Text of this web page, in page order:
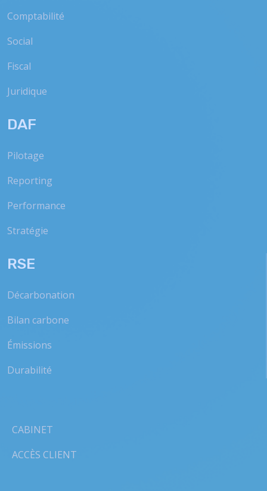
Comptabilité
Social
Fiscal
Juridique
DAF
Pilotage
Reporting
Performance
Stratégie
RSE
Décarbonation
Bilan carbone
Émissions
Durabilité
CABINET
ACCÈS CLIENT